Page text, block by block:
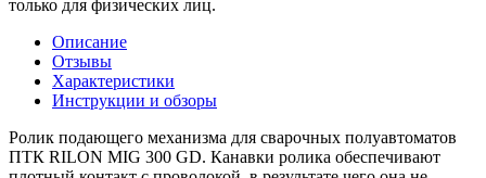
только для физических лиц.
Описание
Отзывы
Характеристики
Инструкции и обзоры
Ролик подающего механизма для сварочных полуавтоматов
ПТК RILON MIG 300 GD. Канавки ролика обеспечивают